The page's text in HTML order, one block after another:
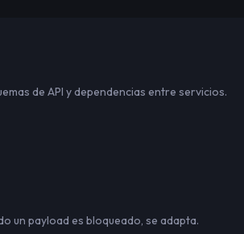
de API y dependencias entre servicios.
un payload es bloqueado, se adapta.